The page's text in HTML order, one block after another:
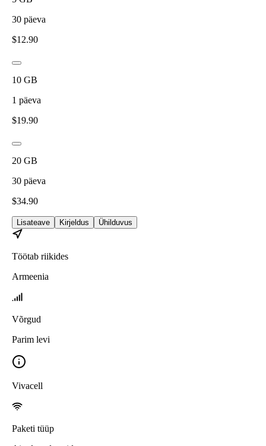
30 päeva
$12.90
10 GB
1 päeva
$19.90
20 GB
30 päeva
$34.90
Lisateave Kirjeldus Ühilduvus
Töötab riikides
Armeenia
Võrgud
Parim levi
Vivacell
Paketi tüüp